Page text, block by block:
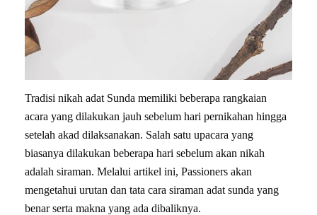
Tradisi nikah adat Sunda memiliki beberapa rangkaian
acara yang dilakukan jauh sebelum hari pernikahan hingga
setelah akad dilaksanakan. Salah satu upacara yang
biasanya dilakukan beberapa hari sebelum akan nikah
adalah siraman. Melalui artikel ini, Passioners akan
mengetahui urutan dan tata cara siraman adat sunda yang
benar serta makna yang ada dibaliknya.